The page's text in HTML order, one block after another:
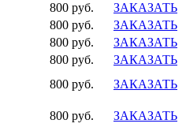
800 руб.
ЗАКАЗАТЬ
800 руб.
ЗАКАЗАТЬ
800 руб.
ЗАКАЗАТЬ
800 руб.
ЗАКАЗАТЬ
800 руб.
ЗАКАЗАТЬ
800 руб.
ЗАКАЗАТЬ